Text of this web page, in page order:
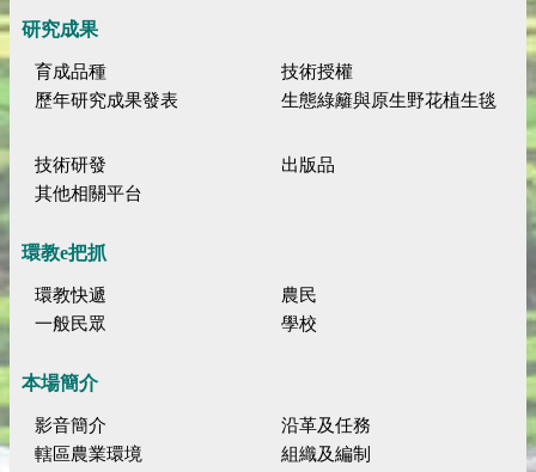
研究成果
育成品種
技術授權
歷年研究成果發表
生態綠籬與原生野花植生毯
技術研發
出版品
其他相關平台
環教e把抓
環教快遞
農民
一般民眾
學校
本場簡介
影音簡介
沿革及任務
轄區農業環境
組織及編制